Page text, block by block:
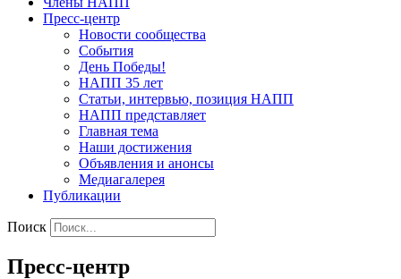
Пресс-центр
Новости сообщества
События
День Победы!
НАПП 35 лет
Статьи, интервью, позиция НАПП
НАПП представляет
Главная тема
Наши достижения
Объявления и анонсы
Медиагалерея
Публикации
Поиск
Пресс-центр